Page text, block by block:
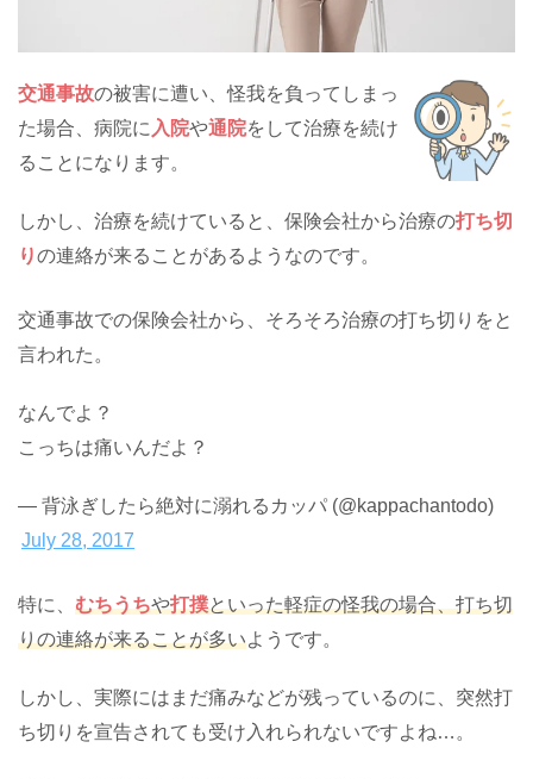
交通事故の被害に遭い、怪我を負ってしまっ
た場合、病院に 入院や通院をして治療を続け
ることになります。
しかし、治療を続けていると、保険会社から治療の打ち切
りの連絡が来ることがあるようなのです。
交通事故での保険会社から、そろそろ治療の打ち切りをと
言われた。
なんでよ？
こっちは痛いんだよ？
— 背泳ぎしたら絶対に溺れるカッパ (@kappachantodo)
July 28, 2017
特に、 むちうちや打撲といった軽症の怪我の場合、打ち切
りの連絡が来ることが多いようです。
しかし、実際にはまだ痛みなどが残っているのに、突然打
ち切りを宣告されても受け入れられないですよね…。